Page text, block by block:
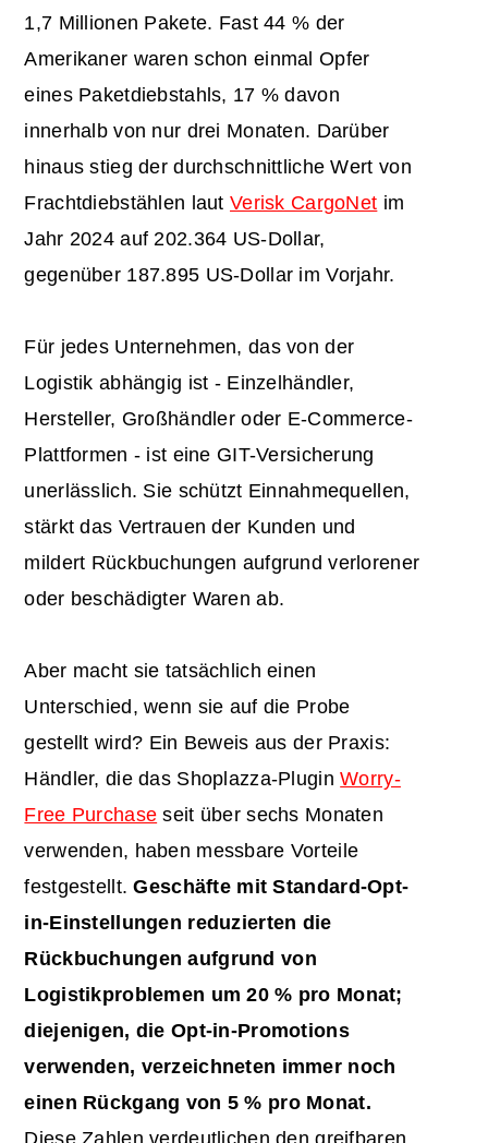
1,7 Millionen Pakete. Fast 44 % der
Amerikaner waren schon einmal Opfer
eines Paketdiebstahls, 17 % davon
innerhalb von nur drei Monaten. Darüber
hinaus stieg der durchschnittliche Wert von
Frachtdiebstählen lautVerisk CargoNet im
Jahr 2024 auf 202.364 US-Dollar,
gegenüber 187.895 US-Dollar im Vorjahr.
Für jedes Unternehmen, das von der
Logistik abhängig ist - Einzelhändler,
Hersteller, Großhändler oder E-Commerce-
Plattformen - ist eine GIT-Versicherung
unerlässlich. Sie schützt Einnahmequellen,
stärkt das Vertrauen der Kunden und
mildert Rückbuchungen aufgrund verlorener
oder beschädigter Waren ab.
Aber macht sie tatsächlich einen
Unterschied, wenn sie auf die Probe
gestellt wird? Ein Beweis aus der Praxis:
Händler, die das Shoplazza-PluginWorry-
Free Purchase seit über sechs Monaten
verwenden, haben messbare Vorteile
festgestellt.Geschäfte mit Standard-Opt-
in-Einstellungen reduzierten die
Rückbuchungen aufgrund von
Logistikproblemen um 20 % pro Monat;
diejenigen, die Opt-in-Promotions
verwenden, verzeichneten immer noch
einen Rückgang von 5 % pro Monat.